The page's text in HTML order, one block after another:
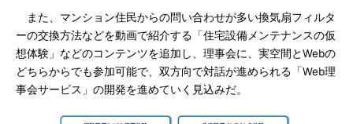
また、マンション住民からの問い合わせが多い換気扇フィルタ
ーの交換方法などを動画で紹介する「住宅設備メンテナンスの仮
想体験」などのコンテンツを追加し、理事会に、実空間とWebの
どちらからでも参加可能で、双方向で対話が進められる「Web理
事会サービス」の開発を進めていく見込みだ。